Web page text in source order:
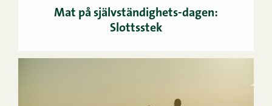
Mat på självständighets-dagen:
Slottsstek